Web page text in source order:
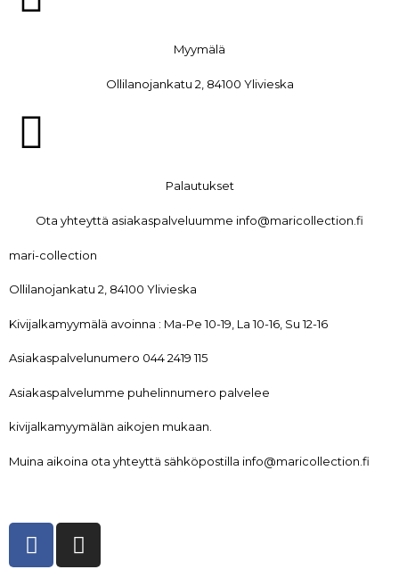
Myymälä
Ollilanojankatu 2, 84100 Ylivieska
Palautukset
Ota yhteyttä asiakaspalveluumme info@maricollection.fi
mari-collection
Ollilanojankatu 2, 84100 Ylivieska
Kivijalkamyymälä avoinna : Ma-Pe 10-19, La 10-16, Su 12-16
Asiakaspalvelunumero 044 2419 115
Asiakaspalvelumme puhelinnumero palvelee
kivijalkamyymälän aikojen mukaan.
Muina aikoina ota yhteyttä sähköpostilla info@maricollection.fi